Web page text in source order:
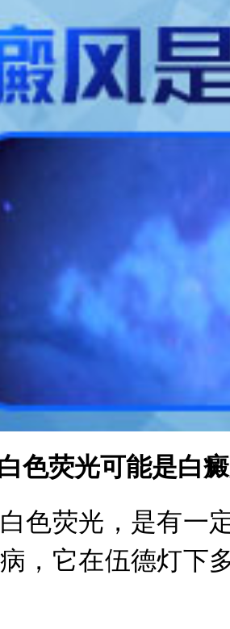
荧光可能是白
荧光，是有一定
，它在伍德灯下